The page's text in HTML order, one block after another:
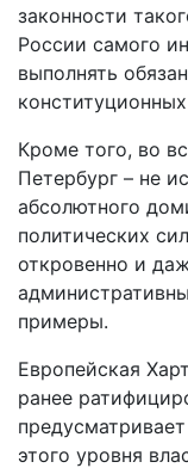
законности
России самого
выполнять
Кроме того, во
Петербург – не
абсолютного
политических
откровенно и
примеры.
Европейская
ранее
этого уровня